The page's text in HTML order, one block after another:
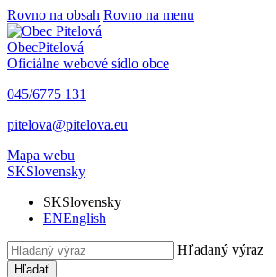
Rovno na obsah Rovno na menu
ObecPitelová
Oficiálne webové sídlo obce
045/6775 131
pitelova@pitelova.eu
Mapa webu
SKSlovensky
SKSlovensky
ENEnglish
Hľadaný výraz
Hľadať